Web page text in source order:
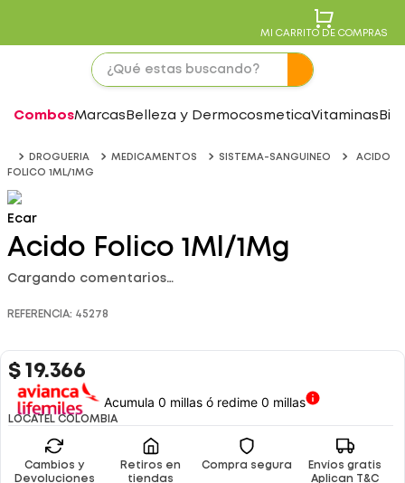
MI CARRITO DE COMPRAS
CombosMarcas Belleza y DermocosmeticaVitaminas
DROGUERIA MEDICAMENTOS SISTEMA-SANGUINEO
ACIDO
FOLICO 1ML/1MG
Ecar
Acido Folico 1Ml/1Mg
Cargando comentarios…
REFERENCIA: 45278
$ 19.366
Acumula 0 millas ó redime 0 millas
LOCATEL COLOMBIA
Cambios y
Devoluciones
Retiros en
tiendas
Compra segura
Envíos gratis
Aplican T&C